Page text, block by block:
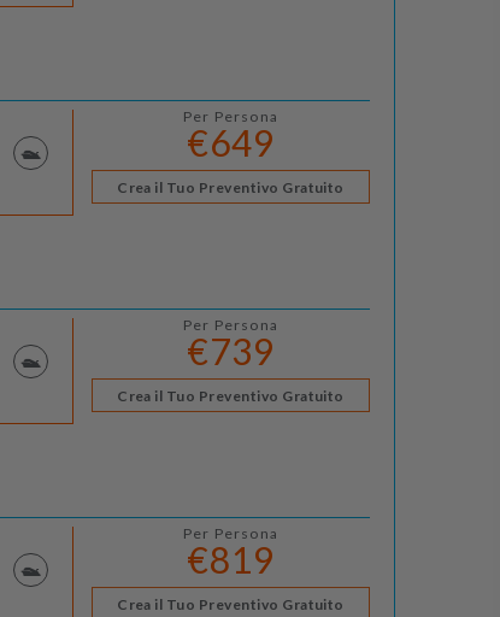
Per Persona
€649
Crea il Tuo Preventivo Gratuito
Per Persona
€739
Crea il Tuo Preventivo Gratuito
Per Persona
€819
Crea il Tuo Preventivo Gratuito